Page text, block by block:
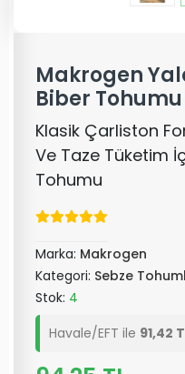
Makrogen
Biber Tohumu
Klasik Çarliston
Ve Taze Tüketim
Tohumu
Marka: Makrogen
Kategori: Sebze
Stok: 4
Havale/EFT ile 91,42